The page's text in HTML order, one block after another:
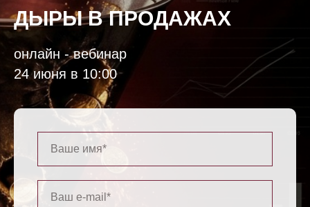
ДЫРЫ В ПРОДАЖАХ
онлайн - вебинар
24 июня в 10:00